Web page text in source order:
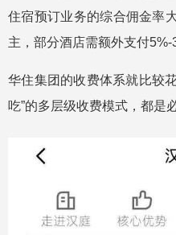
住宿预订业务的综合佣金率
主，部分酒店需额外支付5%-
华住集团的收费体系就比较
吃”的多层级收费模式，都是